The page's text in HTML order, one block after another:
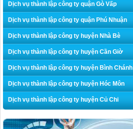
Dịch vụ thành lập công ty quận Gò Vấp
Dịch vụ thành lập công ty quận Phú Nhuận
Dịch vụ thành lập công ty huyện Nhà Bè
Dịch vụ thành lập công ty huyện Cần Giờ
Dịch vụ thành lập công ty huyện Bình Chánh
Dịch vụ thành lập công ty huyện Hóc Môn
Dịch vụ thành lập công ty huyện Củ Chi